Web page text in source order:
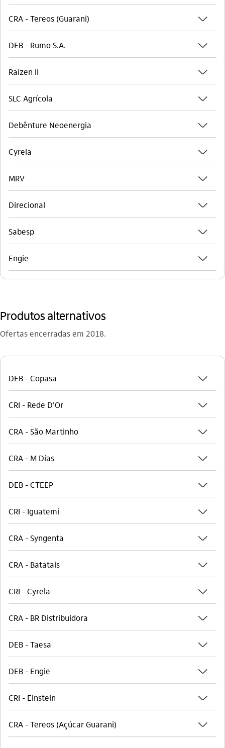
CRA - Tereos (Guarani) seta_baixo
DEB - Rumo S.A. seta_baixo
Raízen II seta_baixo
SLC Agrícola seta_baixo
Debênture Neoenergia seta_baixo
Cyrela seta_baixo
MRV seta_baixo
Direcional seta_baixo
Sabesp seta_baixo
Engie seta_baixo
Produtos alternativos
Ofertas encerradas em 2018.
DEB - Copasa seta_baixo
CRI - Rede D'Or seta_baixo
CRA - São Martinho seta_baixo
CRA - M Dias seta_baixo
DEB - CTEEP seta_baixo
CRI - Iguatemi seta_baixo
CRA - Syngenta seta_baixo
CRA - Batatais seta_baixo
CRI - Cyrela seta_baixo
CRA - BR Distribuidora seta_baixo
DEB - Taesa seta_baixo
DEB - Engie seta_baixo
CRI - Einstein seta_baixo
CRA - Tereos (Açúcar Guarani) seta_baixo